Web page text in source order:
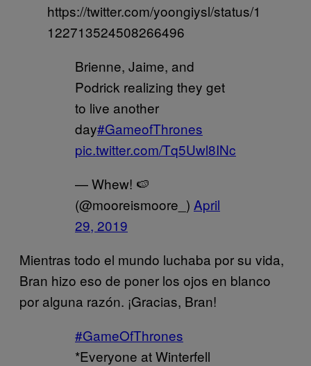
https://twitter.com/yoongiysl/status/1
122713524508266496
Brienne, Jaime, and
Podrick realizing they get
to live another
day#GameofThrones
pic.twitter.com/Tq5Uwl8INc
— Whew! 🍉
(@mooreismoore_) April
29, 2019
Mientras todo el mundo luchaba por su vida,
Bran hizo eso de poner los ojos en blanco
por alguna razón. ¡Gracias, Bran!
#GameOfThrones
*Everyone at Winterfell